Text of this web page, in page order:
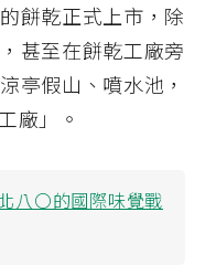
餅乾正式上市，除
甚至在餅乾工廠旁
亭假山、噴水池，
廠」。
八〇的國際味覺戰